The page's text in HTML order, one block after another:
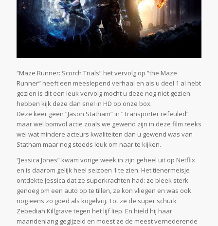
“Maze Runner: Scorch Trials” het vervolg op “the Maze
Runner” heeft een meeslepend verhaal en als u deel 1 al hebt
gezien is dit een leuk vervolg mocht u deze nog niet gezien
hebben kijk deze dan snel in HD op onze box.
Deze keer geen “Jason Statham” in “Transporter refeuled”
maar wel bomvol actie zoals we gewend zijn in deze film reeks
wel wat mindere acteurs kwaliteiten dan u gewend was van
Statham maar nog steeds leuk om naar te kijken.
“Jessica Jones” kwam vorige week in zijn geheel uit op Netflix
en is daarom gelijk heel seizoen 1 te zien. Het tienermeisje
ontdekte Jessica dat ze superkrachten had: ze bleek sterk
genoeg om een auto op te tillen, ze kon vliegen en was ook
nog eens zo goed als kogelvrij. Tot ze de super schurk
Zebediah Killgrave tegen het lijf liep. En hield hij haar
maandenlang gegijzeld en moest ze de meest vernederende